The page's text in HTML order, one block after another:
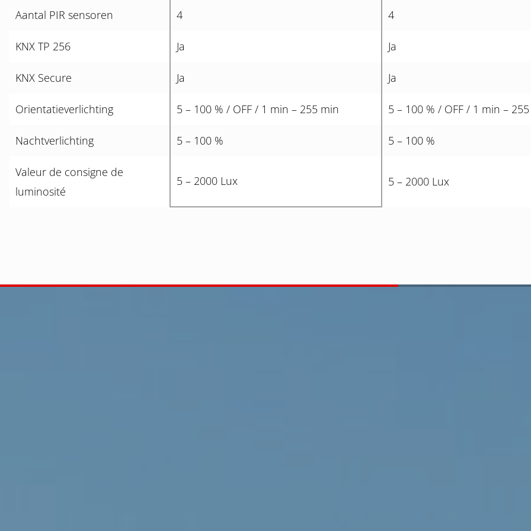
Aantal PIR sensoren 4 4
KNX TP 256 Ja Ja
KNX Secure Ja Ja
Orientatieverlichting 5 – 100 % / OFF / 1 min – 255 min 5 – 100 % / OFF / 1 min –
Nachtverlichting 5 – 100 % 5 – 100 %
Valeur de consigne de
luminosité
5 – 2000 Lux 5 – 2000 Lux